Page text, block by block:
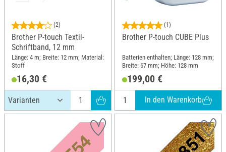
(2)
Brother P-touch Textil-
Schriftband, 12 mm
Länge: 4 m; Breite: 12 mm; Material:
Stoff
16,30 €
(1)
Brother P-touch CUBE Plus
Batterien enthalten; Länge: 128 mm;
Breite: 67 mm; Höhe: 128 mm
199,00 €
In den Warenkorb